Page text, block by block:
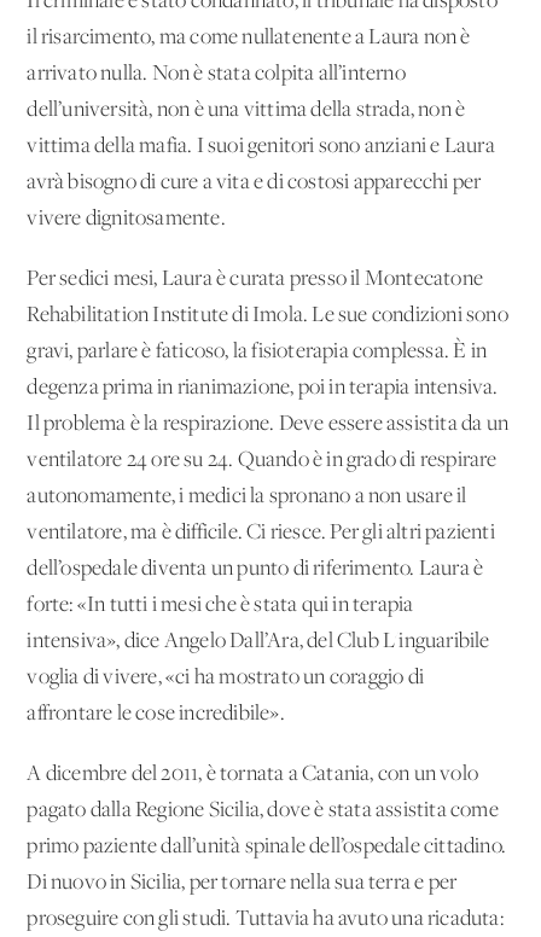
il risarcimento, ma come nullatenente a Laura non è
arrivato nulla. Non è stata colpita all’interno
dell’università, non è una vittima della strada, non è
vittima della mafia. I suoi genitori sono anziani e Laura
avrà bisogno di cure a vita e di costosi apparecchi per
vivere dignitosamente.
Per sedici mesi, Laura è curata presso il Montecatone
Rehabilitation Institute di Imola. Le sue condizioni sono
gravi, parlare è faticoso, la fisioterapia complessa. È in
degenza prima in rianimazione, poi in terapia intensiva.
Il problema è la respirazione. Deve essere assistita da un
ventilatore 24 ore su 24. Quando è in grado di respirare
autonomamente, i medici la spronano a non usare il
ventilatore, ma è difficile. Ci riesce. Per gli altri pazienti
dell’ospedale diventa un punto di riferimento. Laura è
forte: «In tutti i mesi che è stata qui in terapia
intensiva», dice Angelo Dall’Ara, del Club L'inguaribile
voglia di vivere, «ci ha mostrato un coraggio di
affrontare le cose incredibile».
A dicembre del 2011, è tornata a Catania, con un volo
pagato dalla Regione Sicilia, dove è stata assistita come
primo paziente dall’unità spinale dell’ospedale cittadino.
Di nuovo in Sicilia, per tornare nella sua terra e per
proseguire con gli studi. Tuttavia ha avuto una ricaduta: